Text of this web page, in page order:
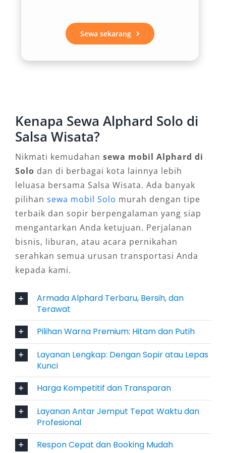
sewa Alphard Solo, Anda dapat memilih paket
perjalanan harian, bulanan, bahkan tahunan
Di tengah padatnya lalu lintas kota Solo,
kenyamanan dan keamanan menjadi aspek
harus berganti-ganti moda transportasi umum
atau mengandalkan taksi online, menggunakan
rental Alphard Solo memberikan kendali penuh
atas rute perjalanan, waktu, serta kenyamanan
penumpang. Apalagi jika memilih layanan
dengan sopir profesional, Anda dapat
menikmati perjalanan tanpa repot, sekaligus
didampingi oleh pengemudi berpengalaman
yang memahami medan jalan di Solo dan
sekitarnya.
Pilihan Fleksibel: Dengan Sopir
atau Lepas Kunci
Salsa Wisata, sebagai penyedia sewa mobil
Alphard Solo terdekat dan terpercaya,
memberikan dua opsi layanan: sewa dengan
sopir untuk kemudahan dan layanan penuh,
atau lepas kunci bagi Anda yang menginginkan
privasi dan kebebasan lebih dalam berkendara.
Keduanya sama-sama didukung oleh armada
Sewa sekarang
Kenapa Sewa Alphard Solo di
Salsa Wisata?
Nikmati kemudahan sewa mobil Alphard di
Solo dan di berbagai kota lainnya lebih
leluasa bersama Salsa Wisata. Ada banyak
pilihan sewa mobil Solo murah dengan tipe
terbaik dan sopir berpengalaman yang siap
mengantarkan Anda ketujuan. Perjalanan
bisnis, liburan, atau acara pernikahan
serahkan semua urusan transportasi Anda
kepada kami.
Armada Alphard Terbaru, Bersih, dan
Terawat
Pilihan Warna Premium: Hitam dan Putih
Layanan Lengkap: Dengan Sopir atau Lepas
Kunci
Harga Kompetitif dan Transparan
Layanan Antar Jemput Tepat Waktu dan
Profesional
Respon Cepat dan Booking Mudah